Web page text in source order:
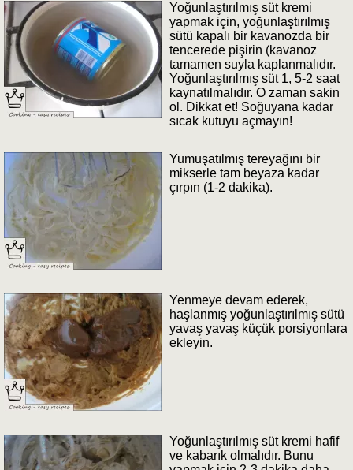
Yoğunlaştırılmış süt kremi
yapmak için, yoğunlaştırılmış
sütü kapalı bir kavanozda bir
tencerede pişirin (kavanoz
tamamen suyla kaplanmalıdır.
Yoğunlaştırılmış süt 1, 5-2 saat
kaynatılmalıdır. O zaman sakin
ol. Dikkat et! Soğuyana kadar
sıcak kutuyu açmayın!
Yumuşatılmış tereyağını bir
mikserle tam beyaza kadar
çırpın (1-2 dakika).
Yenmeye devam ederek,
haşlanmış yoğunlaştırılmış sütü
yavaş yavaş küçük porsiyonlara
ekleyin.
Yoğunlaştırılmış süt kremi hafif
ve kabarık olmalıdır. Bunu